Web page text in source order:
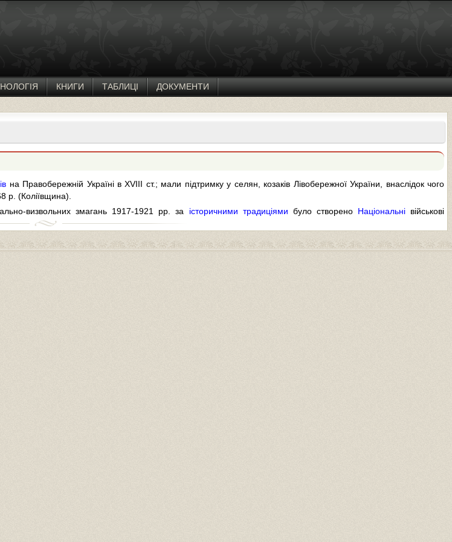
КНИГИ ТАБЛИЦІ ДОКУМЕНТИ
на Правобережній Україні в XVIII ст.; мали підтримку у селян, козаків Лівобережної України, внаслідок чого
р. (Коліївщина).
визвольних змагань 1917-1921 pp. за історичними традиціями було створено Національнівійськові